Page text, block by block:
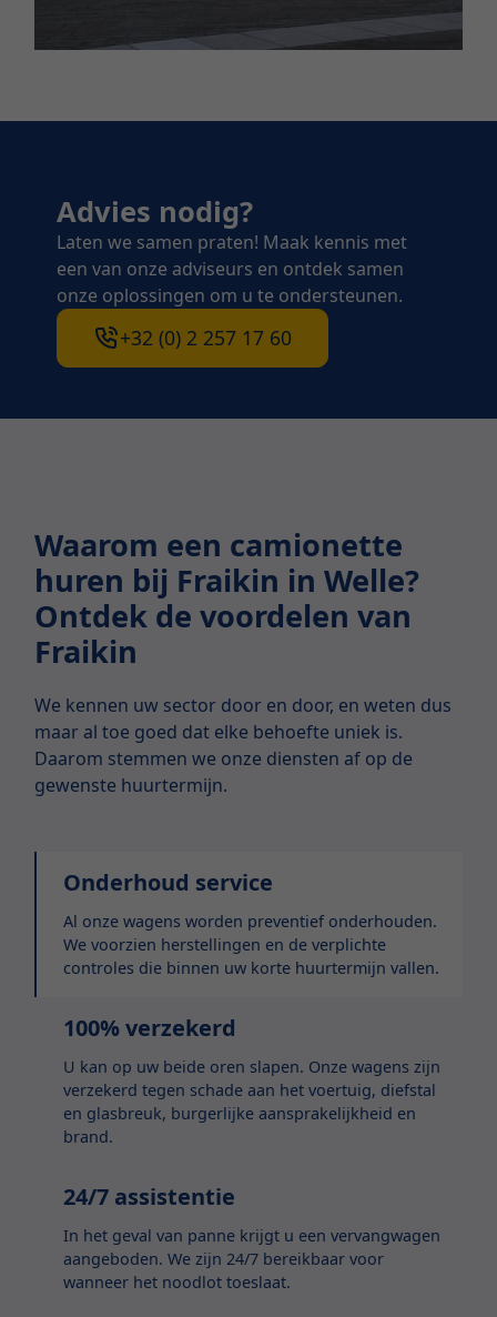
Advies nodig?
Laten we samen praten! Maak kennis met
een van onze adviseurs en ontdek samen
onze oplossingen om u te ondersteunen.
+32 (0) 2 257 17 60
Waarom een camionette
huren bij Fraikin in Welle?
Ontdek de voordelen van
Fraikin
We kennen uw sector door en door, en weten dus
maar al toe goed dat elke behoefte uniek is.
Daarom stemmen we onze diensten af op de
gewenste huurtermijn.
Onderhoud service
Al onze wagens worden preventief onderhouden.
We voorzien herstellingen en de verplichte
controles die binnen uw korte huurtermijn vallen.
100% verzekerd
U kan op uw beide oren slapen. Onze wagens zijn
verzekerd tegen schade aan het voertuig, diefstal
en glasbreuk, burgerlijke aansprakelijkheid en
brand.
24/7 assistentie
In het geval van panne krijgt u een vervangwagen
aangeboden. We zijn 24/7 bereikbaar voor
wanneer het noodlot toeslaat.